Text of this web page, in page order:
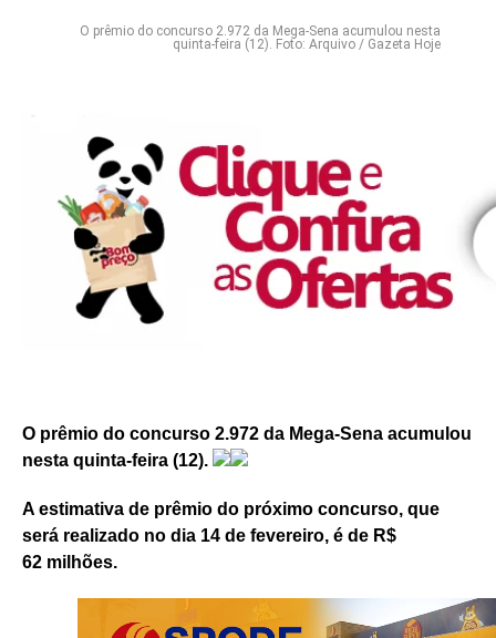
O prêmio do concurso 2.972 da Mega-Sena acumulou nesta
quinta-feira (12). Foto: Arquivo / Gazeta Hoje
O prêmio do concurso 2.972 da Mega-Sena acumulou
nesta quinta-feira (12).
A estimativa de prêmio do próximo concurso, que
será realizado no dia 14 de fevereiro, é de R$
62 milhões.